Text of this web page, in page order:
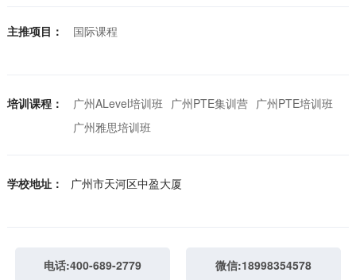
主推项目： 国际课程
培训课程： 广州ALevel培训班 广州PTE集训营 广州PTE培训班
广州雅思培训班
学校地址： 广州市天河区中盈大厦
电话:400-689-2779 微信:18998354578